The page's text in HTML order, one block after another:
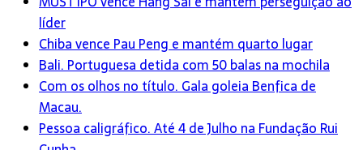
líder
Chiba vence Pau Peng e mantém quarto lugar
Bali. Portuguesa detida com 50 balas na mochila
Com os olhos no título. Gala goleia Benfica de
Macau.
Pessoa caligráfico. Até 4 de Julho na Fundação Rui